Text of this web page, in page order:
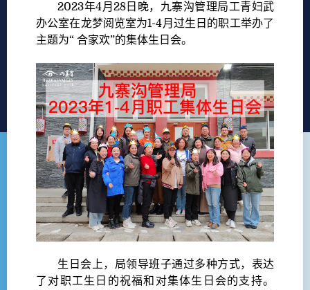
2023年4月28日晚，九寨沟管理局工青妇武
办公室在龙梦阅览室为1-4月过生日的职工举办了
主题为“ 合家欢”的集体生日会。
生日会上，局领导班子通过多种方式，表达
了对职工生日的祝福和对集体生日会的支持。